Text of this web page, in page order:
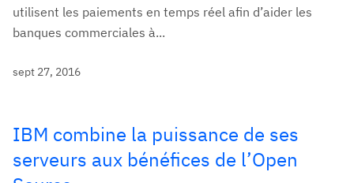
utilisent les paiements en temps réel afin d’aider les
banques commerciales à...
sept 27, 2016
IBM combine la puissance de ses
serveurs aux bénéfices de l’Open